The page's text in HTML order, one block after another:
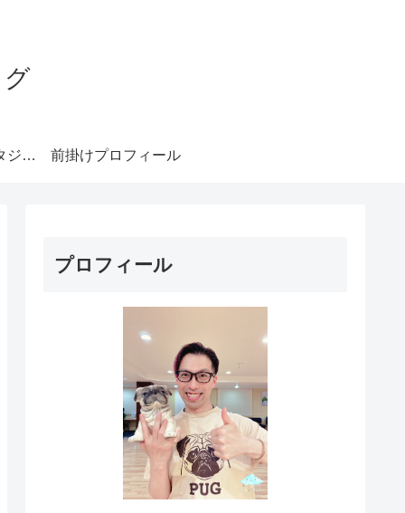
みやもとダンススタジオ札幌 前掛けプロフィール
プロフィール